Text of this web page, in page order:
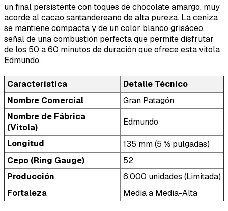
un final persistente con toques de chocolate amargo, muy
acorde al cacao santandereano de alta pureza. La ceniza
se mantiene compacta y de un color blanco grisáceo,
señal de una combustión perfecta que permite disfrutar
de los 50 a 60 minutos de duración que ofrece esta vitola
Edmundo.
Característica
Detalle Técnico
Nombre Comercial
Gran Patagón
Nombre de Fábrica
(Vitola)
Edmundo
Longitud
135 mm (5 ⅜ pulgadas)
Cepo (Ring Gauge)
52
Producción
6.000 unidades (Limitada)
Fortaleza
Media a Media-Alta